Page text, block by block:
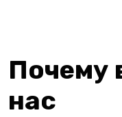
Почему
нас